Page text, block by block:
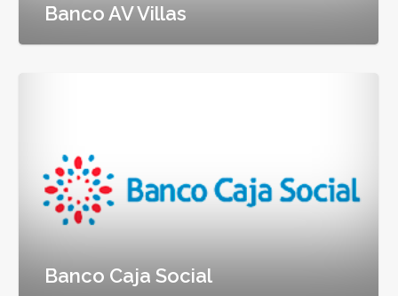
Banco AV Villas
Banco Caja Social